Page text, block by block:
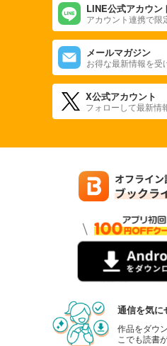
LINE公式アカウン
アカウント連携で限
メールマガジン
お得な最新情報を受
X公式アカウント
フォローして最新情
通信を気に
作品をダウ
こでも読書